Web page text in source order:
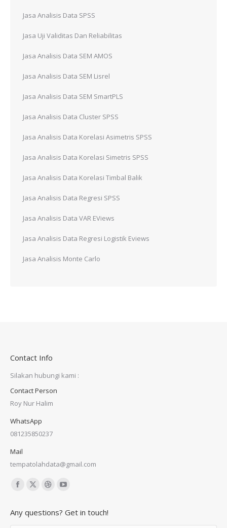
Jasa Analisis Data SPSS
Jasa Uji Validitas Dan Reliabilitas
Jasa Analisis Data SEM AMOS
Jasa Analisis Data SEM Lisrel
Jasa Analisis Data SEM SmartPLS
Jasa Analisis Data Cluster SPSS
Jasa Analisis Data Korelasi Asimetris SPSS
Jasa Analisis Data Korelasi Simetris SPSS
Jasa Analisis Data Korelasi Timbal Balik
Jasa Analisis Data Regresi SPSS
Jasa Analisis Data VAR EViews
Jasa Analisis Data Regresi Logistik Eviews
Jasa Analisis Monte Carlo
Contact Info
Silakan hubungi kami :
Contact Person
Roy Nur Halim
WhatsApp
081235850237
Mail
tempatolahdata@gmail.com
Find us on:
Facebook
opens
X
opens
Dribbble
opensopens
Any questions? Get in touch!